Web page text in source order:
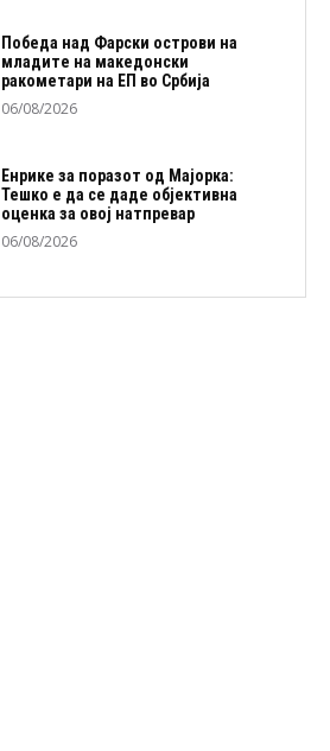
Победа над Фарски острови на
младите на македонски
ракометари на ЕП во Србија
06/08/2026
Енрике за поразот од Мајорка:
Тешко е да се даде објективна
оценка за овој натпревар
06/08/2026